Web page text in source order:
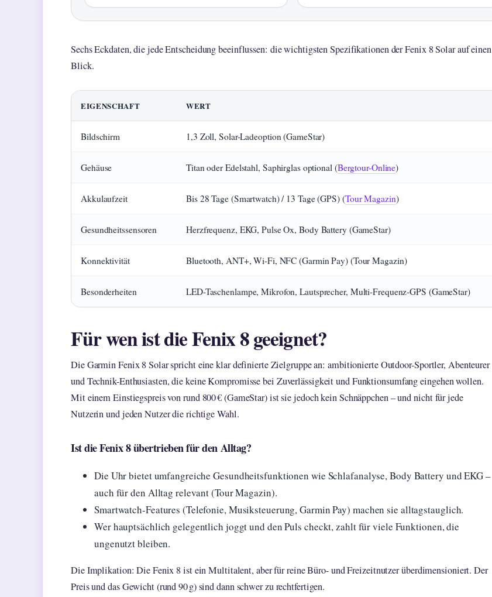
Sechs Eckdaten, die jede Entscheidung beeinflussen: die wichtigsten Spezifikationen der Fenix 8 Solar auf einen
Blick.
EIGENSCHAFT WERT
Bildschirm 1,3 Zoll, Solar-Ladeoption (GameStar)
Gehäuse Titan oder Edelstahl, Saphirglas optional (Bergtour-Online)
Akkulaufzeit Bis 28 Tage (Smartwatch) / 13 Tage (GPS) (Tour Magazin)
Gesundheitssensoren Herzfrequenz, EKG, Pulse Ox, Body Battery (GameStar)
Konnektivität Bluetooth, ANT+, Wi-Fi, NFC (Garmin Pay) (Tour Magazin)
Besonderheiten LED-Taschenlampe, Mikrofon, Lautsprecher, Multi-Frequenz-GPS (GameStar)
Für wen ist die Fenix 8 geeignet?
Die Garmin Fenix 8 Solar spricht eine klar definierte Zielgruppe an: ambitionierte Outdoor-Sportler, Abenteurer
und Technik-Enthusiasten, die keine Kompromisse bei Zuverlässigkeit und Funktionsumfang eingehen wollen.
Mit einem Einstiegspreis von rund 800 € (GameStar) ist sie jedoch kein Schnäppchen – und nicht für jede
Nutzerin und jeden Nutzer die richtige Wahl.
Ist die Fenix 8 übertrieben für den Alltag?
Die Uhr bietet umfangreiche Gesundheitsfunktionen wie Schlafanalyse, Body Battery und EKG –
auch für den Alltag relevant (Tour Magazin).
Smartwatch-Features (Telefonie, Musiksteuerung, Garmin Pay) machen sie alltagstauglich.
Wer hauptsächlich gelegentlich joggt und den Puls checkt, zahlt für viele Funktionen, die
ungenutzt bleiben.
Die Implikation: Die Fenix 8 ist ein Multitalent, aber für reine Büro- und Freizeitnutzer überdimensioniert. Der
Preis und das Gewicht (rund 90 g) sind dann schwer zu rechtfertigen.